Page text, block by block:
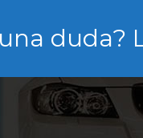
duda?